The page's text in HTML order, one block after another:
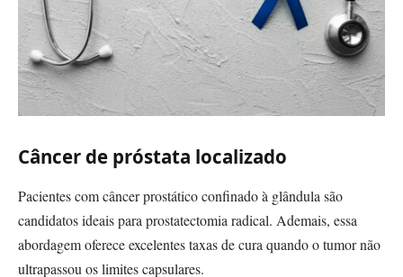
Câncer de próstata localizado
Pacientes com câncer prostático confinado à glândula são
candidatos ideais para prostatectomia radical. Ademais, essa
abordagem oferece excelentes taxas de cura quando o tumor não
ultrapassou os limites capsulares.